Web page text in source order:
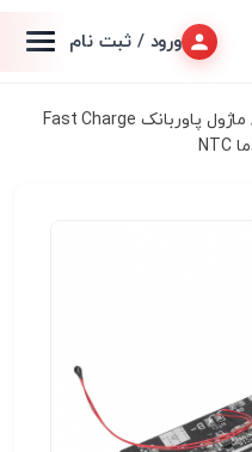
ورود / ثبت نام
/ ماژول پاوربانک Fast Charge